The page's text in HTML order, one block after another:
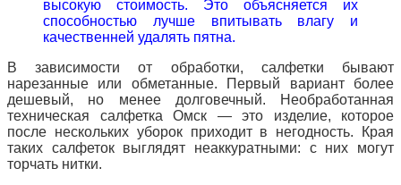
высокую стоимость. Это объясняется их
способностью лучше впитывать влагу и
качественней удалять пятна.
В зависимости от обработки, салфетки бывают
нарезанные или обметанные. Первый вариант более
дешевый, но менее долговечный.
Необработанная
техническая салфетка Омск — это изделие, которое
после нескольких уборок приходит в негодность. Края
таких салфеток выглядят неаккуратными: с них могут
торчать нитки.